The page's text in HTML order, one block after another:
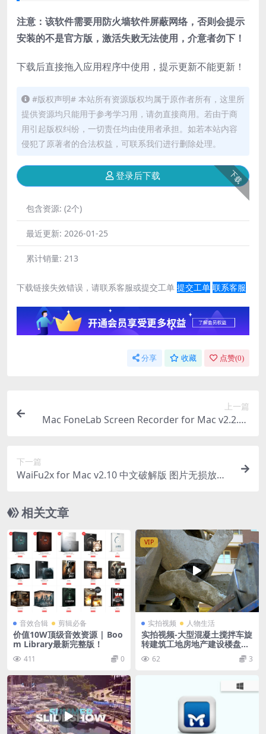
注意：该软件需要用防火墙软件屏蔽网络，否则会提示
安装的不是官方版，激活失败无法使用，介意者勿下！
下载后直接拖入应用程序中使用，提示更新不能更新！
#版权声明# 本站所有资源版权均属于原作者所有，这里所
提供资源均只能用于参考学习用，请勿直接商用。若由于商
用引起版权纠纷，一切责任均由使用者承担。如若本站内容
侵犯了原著者的合法权益，可联系我们进行删除处理。
下载
登录后下载
包含资源: (2个)
最近更新: 2026-01-25
累计销量: 213
下载链接失效错误，请联系客服或提交工单 提交工单 联系客服
分享 收藏 点赞(0)
上一篇
Mac FoneLab Screen Recorder for Mac v2.2.20
下一篇
WaiFu2x for Mac v2.10 中文破解版 图片无损放大
相关文章
音效合辑 剪辑必备
价值10W顶级音效资源 | Boo
m Library最新完整版！
411 0
VIP
实拍视频 人物生活
实拍视频-大型混凝土搅拌车旋
转建筑工地房地产建设楼盘高
62 3